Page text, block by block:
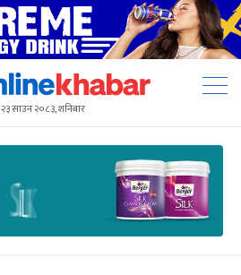
२३ साउन २०८३, शनिबार